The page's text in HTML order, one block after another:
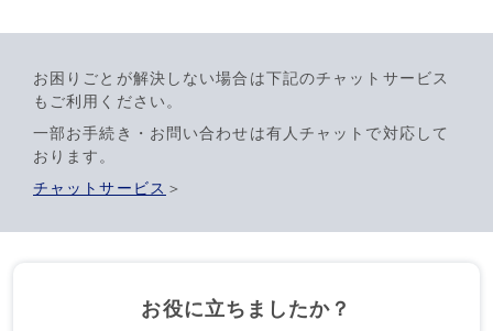
お困りごとが解決しない場合は下記のチャットサービス
もご利用ください。
一部お手続き・お問い合わせは有人チャットで対応して
おります。
チャットサービス ＞
お役に立ちましたか？